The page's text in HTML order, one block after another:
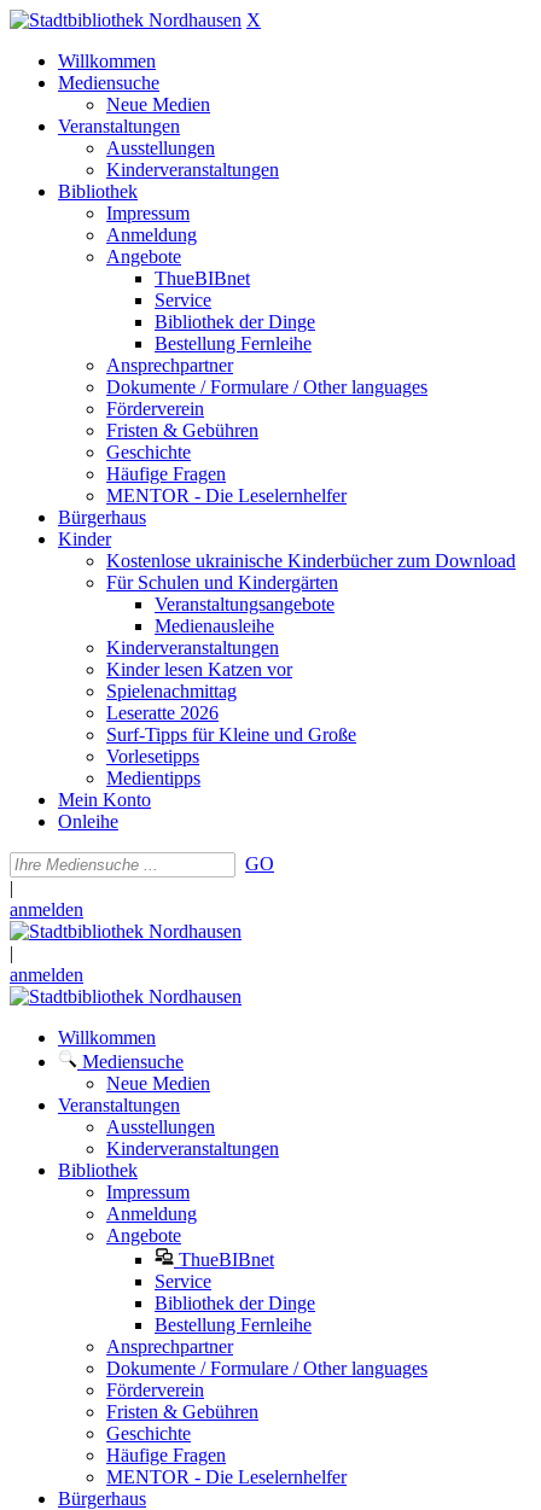
X
Willkommen
Mediensuche
Neue Medien
Veranstaltungen
Ausstellungen
Kinderveranstaltungen
Bibliothek
Impressum
Anmeldung
Angebote
ThueBIBnet
Service
Bibliothek der Dinge
Bestellung Fernleihe
Ansprechpartner
Dokumente / Formulare / Other languages
Förderverein
Fristen & Gebühren
Geschichte
Häufige Fragen
MENTOR - Die Leselernhelfer
Bürgerhaus
Kinder
Kostenlose ukrainische Kinderbücher zum Download
Für Schulen und Kindergärten
Veranstaltungsangebote
Medienausleihe
Kinderveranstaltungen
Kinder lesen Katzen vor
Spielenachmittag
Leseratte 2026
Surf-Tipps für Kleine und Große
Vorlesetipps
Medientipps
Mein Konto
Onleihe
GO
|
anmelden
|
anmelden
Willkommen
Mediensuche
Neue Medien
Veranstaltungen
Ausstellungen
Kinderveranstaltungen
Bibliothek
Impressum
Anmeldung
Angebote
ThueBIBnet
Service
Bibliothek der Dinge
Bestellung Fernleihe
Ansprechpartner
Dokumente / Formulare / Other languages
Förderverein
Fristen & Gebühren
Geschichte
Häufige Fragen
MENTOR - Die Leselernhelfer
Bürgerhaus